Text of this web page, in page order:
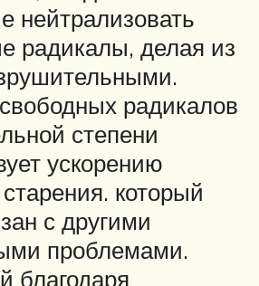
нейтрализовать
радикалы, делая из
радикалов
степени
ускорению
который
с другими
проблемами.
благодаря